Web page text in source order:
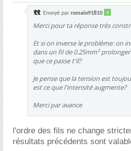
Envoyé par romain91810
Merci pour ta réponse très
Et si on inverse le problème: on
dans un fil de 0.25mm²
que ce passe t'il?
Je pense que la tension est
est ce que l'intensité augmente?
Merci par avance
l'ordre des fils ne change
résultats précédents sont